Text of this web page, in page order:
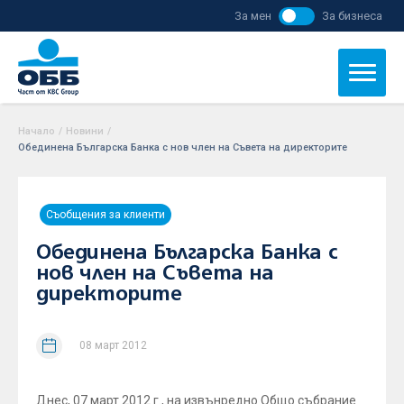
За мен За бизнеса
Начало / Новини /
Обединена Българска Банка с нов член на Съвета на директорите
Съобщения за клиенти
Обединена Българска Банка с
нов член на Съвета на
директорите
08 март 2012
Днес, 07 март 2012 г., на извънредно Общо събрание